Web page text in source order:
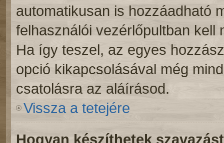
automatikusan is hozzáadható
felhasználói vezérlőpultban kell
Ha így teszel, az egyes
opció kikapcsolásával még
csatolásra az aláírásod.
Vissza a tetejére
Hogyan készíthetek